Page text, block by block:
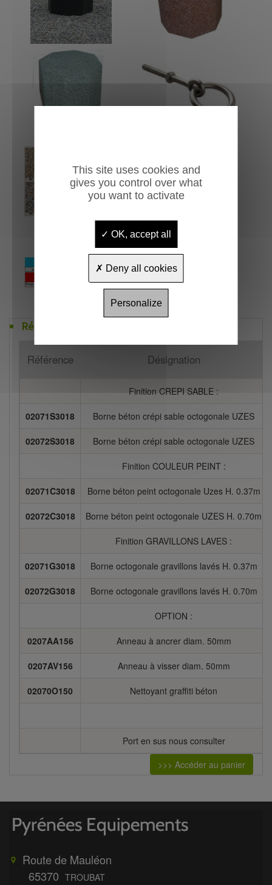
Références
Référence Désignation
Finition CREPI SABLE :
02071S3018 Borne béton crépi sable octogonale UZES
02072S3018 Borne béton crépi sable octogonale UZES
Finition COULEUR PEINT :
02071C3018 Borne béton peint octogonale Uzes H. 0.37m
02072C3018 Borne béton peint octogonale UZES H. 0.70m
Finition GRAVILLONS LAVES :
02071G3018 Borne octogonale gravillons lavés H. 0.37m
02072G3018 Borne octogonale gravillons lavés H. 0.70m
OPTION :
0207AA156 Anneau à ancrer diam. 50mm
0207AV156 Anneau à visser diam. 50mm
02070O150 Nettoyant graffiti béton
Port en sus nous consulter
>>> Accéder au panier
Route de Mauléon
65370 TROUBAT
This site uses cookies and
gives you control over what
you want to activate
OK, accept all
Deny all cookies
Personalize